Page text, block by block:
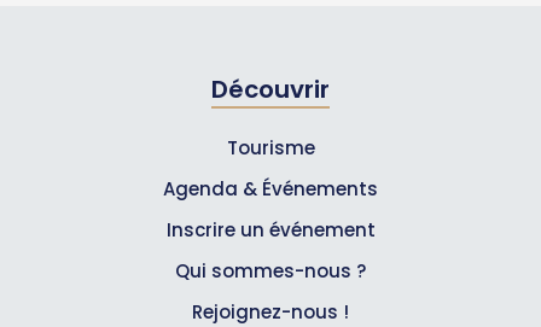
Découvrir
Tourisme
Agenda & Événements
Inscrire un événement
Qui sommes-nous ?
Rejoignez-nous !